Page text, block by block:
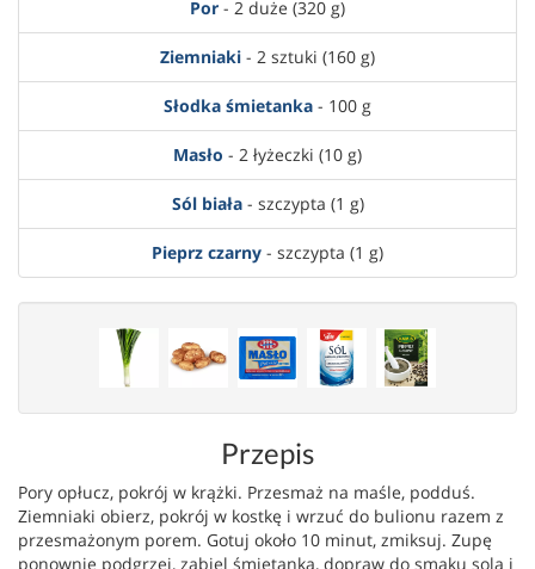
Por - 2 duże (320 g)
Ziemniaki - 2 sztuki (160 g)
Słodka śmietanka - 100 g
Masło - 2 łyżeczki (10 g)
Sól biała- szczypta (1 g)
Pieprz czarny - szczypta (1 g)
Przepis
Pory opłucz, pokrój w krążki. Przesmaż na maśle, podduś.
Ziemniaki obierz, pokrój w kostkę i wrzuć do bulionu razem z
przesmażonym porem. Gotuj około 10 minut, zmiksuj. Zupę
ponownie podgrzej, zabiel śmietanką, dopraw do smaku solą i